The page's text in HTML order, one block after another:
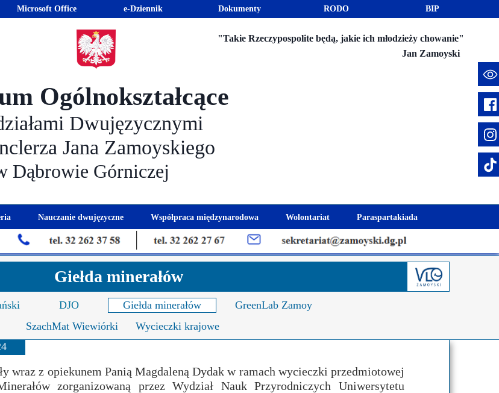
Giełda minerałów
Wycieczki krajowe
SzachMat Wiewiórki
GreenLab Zamoy
Giełda minerałów
DJO
wraz z opiekunem Panią Magdaleną Dydak w ramach wycieczki przedmiotowej
zorganizowaną przez Wydział Nauk Przyrodniczych Uniwersytetu
z rodzicami
Nauczanie dwujęzyczne
Kadra dwujęzyczna
Współpraca międzynarodowa
Erasmus+
Euroweek
Model International Criminal Court
Wycieczki międzynarodowe
Wymiana polsko-portugalska
Wolontariat
Akcje charytatywne
Klub Wolontariusza "Jesteśmy z Wami"
Szlachetna paczka
Paraspartakiada
Fundusz Stypendialny "Jesteśmy
Integracja szkolna
Geneza i idea
Puchar Prezydenta RP
Ogólnokształcące
Dwujęzycznymi
Jana Zamoyskiego
Dąbrowie Górniczej
"Takie Rzeczypospolite będą, jakie ich młodzieży chowanie"
BIP
RODO
Dokumenty
e-Dziennik
Microsoft Office
Jan Zamoyski